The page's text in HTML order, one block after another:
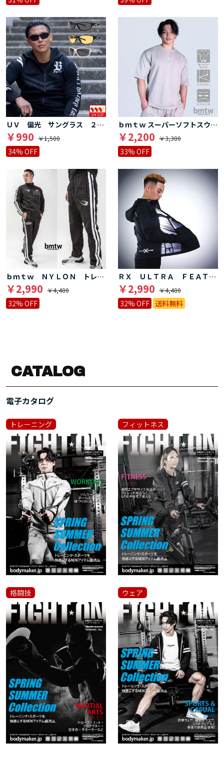
ＵＶ 偏光 サングラス ２５Ｂ
￥990 ￥1,500
34% OFF
ｂｍｔｗ スーパーソフトスウェットハーフスリーブ
￥2,200 ￥3,300
33% OFF
ｂｍｔｗ ＮＹＬＯＮ トレーニングロングパンツ２
￥2,990 ￥4,400
32% OFF
ＲＸ ＵＬＴＲＡ ＦＥＡＴＨＥＲパーカー
￥2,990 ￥4,400
32% OFF 送料無料
CATALOG
電子カタログ
トレーニング フィットネス
格闘技 ウェア